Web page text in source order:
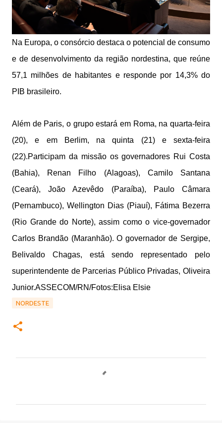
Na Europa, o consórcio destaca o potencial de consumo
e de desenvolvimento da região nordestina, que reúne
57,1 milhões de habitantes e responde por 14,3% do
PIB brasileiro.
Além de Paris, o grupo estará em Roma, na quarta-feira
(20), e em Berlim, na quinta (21) e sexta-feira
(22).Participam da missão os governadores Rui Costa
(Bahia), Renan Filho (Alagoas), Camilo Santana
(Ceará), João Azevêdo (Paraíba), Paulo Câmara
(Pernambuco), Wellington Dias (Piauí), Fátima Bezerra
(Rio Grande do Norte), assim como o vice-governador
Carlos Brandão (Maranhão). O governador de Sergipe,
Belivaldo Chagas, está sendo representado pelo
superintendente de Parcerias Público Privadas, Oliveira
Junior.ASSECOM/RN/Fotos:Elisa Elsie
NORDESTE